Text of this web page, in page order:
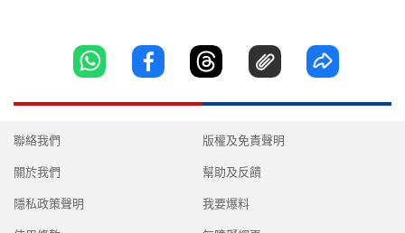
聯絡我們
關於我們
隱私政策聲明
版權及免責聲明
幫助及反饋
我要爆料